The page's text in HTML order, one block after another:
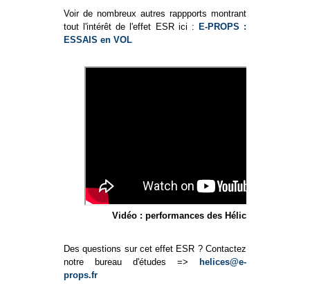
Voir de nombreux autres rappports montrant
tout l'intérêt de l'effet ESR ici : E-PROPS :
ESSAIS en VOL
Vidéo : performances des Hélices E-PROPS
Des questions sur cet effet ESR ? Contactez
notre bureau d'études => helices@e-
props.fr